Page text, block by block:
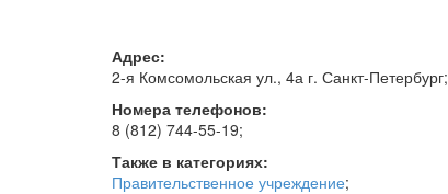
Адрес:
2-я Комсомольская ул., 4а г. Санкт-Петербург;
Номера телефонов:
8 (812) 744-55-19;
Также в категориях:
Правительственное учреждение;